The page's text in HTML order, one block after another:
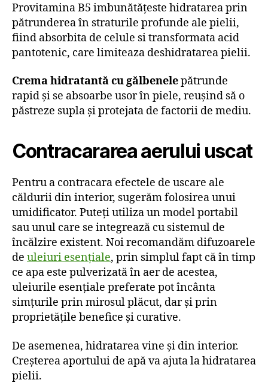
Provitamina B5 imbunătățeste hidratarea prin
pătrunderea în straturile profunde ale pielii,
fiind absorbita de celule si transformata acid
pantotenic, care limiteaza deshidratarea pielii.
Crema hidratantă cu gălbenelepătrunde
rapid și se absoarbe usor în piele, reușind să o
păstreze supla și protejata de factorii de mediu.
Contracararea aerului uscat
Pentru a contracara efectele de uscare ale
căldurii din interior, sugerăm folosirea unui
umidificator. Puteți utiliza un model portabil
sau unul care se integrează cu sistemul de
încălzire existent. Noi recomandăm difuzoarele
de uleiuri esențiale, prin simplul fapt că în timp
ce apa este pulverizată în aer de acestea,
uleiurile esențiale preferate pot încânta
simțurile prin mirosul plăcut, dar și prin
proprietățile benefice și curative.
De asemenea, hidratarea vine și din interior.
Creșterea aportului de apă va ajuta la hidratarea
pielii.